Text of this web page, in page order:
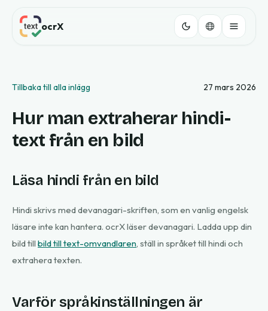
ocrX
Tillbaka till alla inlägg 27 mars 2026
Hur man extraherar hindi-
text från en bild
Läsa hindi från en bild
Hindi skrivs med devanagari-skriften, som en vanlig engelsk
läsare inte kan hantera. ocrX läser devanagari. Ladda upp din
bild till bild till text-omvandlaren, ställ in språket till hindi och
extrahera texten.
Varför språkinställningen är